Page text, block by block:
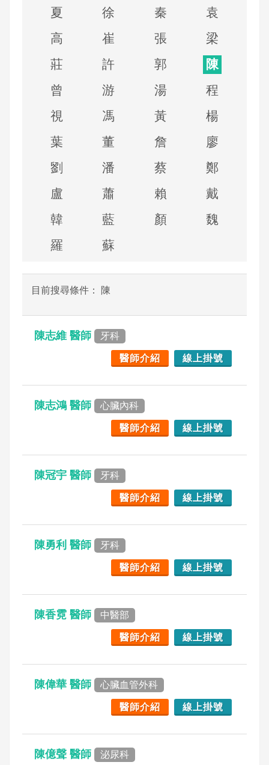
夏
徐 秦
袁
高
崔 張
梁
莊
許 郭
陳
曾
游 湯
程
視
馮 黃
楊
葉
董 詹
廖
劉
潘 蔡
鄭
盧
蕭 賴
戴
韓
藍 顏
魏
羅
蘇
目前搜尋條件： 陳
陳志維 醫師 牙科
醫師介紹 線上掛號
陳志鴻 醫師 心臟內科
醫師介紹 線上掛號
陳冠宇 醫師 牙科
醫師介紹 線上掛號
陳勇利 醫師 牙科
醫師介紹 線上掛號
陳香霓 醫師 中醫部
醫師介紹 線上掛號
陳偉華 醫師 心臟血管外科
醫師介紹 線上掛號
陳億聲 醫師 泌尿科